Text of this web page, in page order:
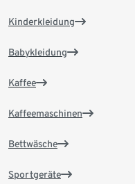
Kinderkleidung
Babykleidung
Kaffee
Kaffeemaschinen
Bettwäsche
Sportgeräte